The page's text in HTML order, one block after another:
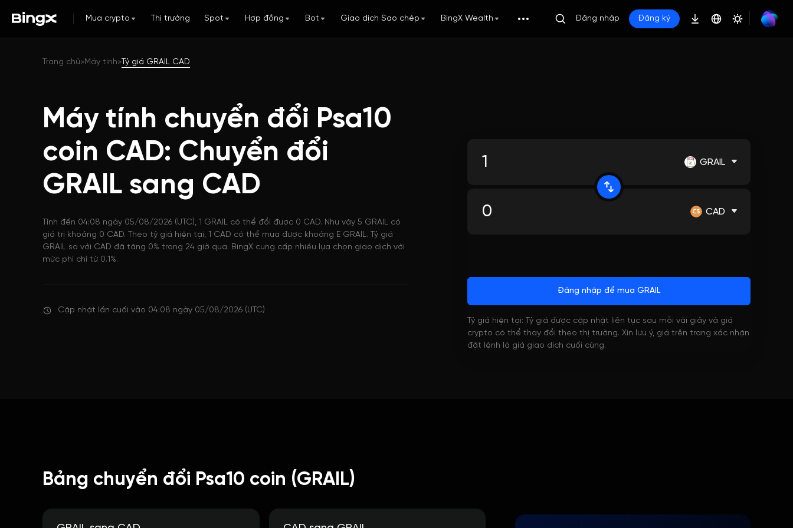
Mua crypto Thị trường Spot Hợp đồng Bot Giao dịch Sao chép BingX Wealth Đăng nhập Đăng ký
Trang chủ>Máy tính> Tỷ giá GRAIL CAD
Máy tính chuyển đổi Psa10
coin CAD: Chuyển đổi
GRAIL sang CAD
Tính đến 04:08 ngày 05/08/2026 (UTC), 1 GRAIL có thể đổi được 0 CAD. Như vậy 5 GRAIL có
giá trị khoảng 0 CAD. Theo tỷ giá hiện tại, 1 CAD có thể mua được khoảng E GRAIL. Tỷ giá
GRAIL so với CAD đã tăng 0% trong 24 giờ qua. BingX cung cấp nhiều lựa chọn giao dịch với
mức phí chỉ từ 0.1%.
Cập nhật lần cuối vào 04:08 ngày 05/08/2026 (UTC)
GRAIL
CAD
Đăng nhập để mua GRAIL
Tỷ giá hiện tại: Tỷ giá được cập nhật liên tục sau mỗi vài giây và giá
crypto có thể thay đổi theo thị trường. Xin lưu ý, giá trên trang xác nhận
đặt lệnh là giá giao dịch cuối cùng.
Bảng chuyển đổi Psa10 coin (GRAIL)